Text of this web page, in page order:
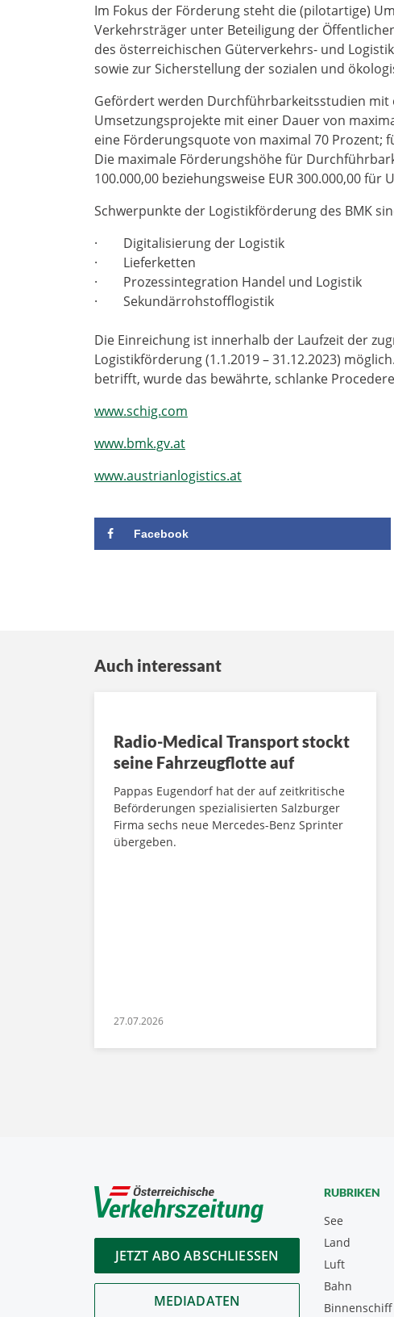
Im Fokus der Förderung steht die (pilotartige)
Verkehrsträger unter Beteiligung der
des österreichischen Güterverkehrs- und
sowie zur Sicherstellung der sozialen und
Gefördert werden Durchführbarkeitsstudien mit
Umsetzungsprojekte mit einer Dauer von
eine Förderungsquote von maximal 70 Prozent;
Die maximale Förderungshöhe für
100.000,00 beziehungsweise EUR 300.000,00 für
Schwerpunkte der Logistikförderung des BMK
· Digitalisierung der Logistik
· Lieferketten
· Prozessintegration Handel und Logistik
· Sekundärrohstofflogistik
Die Einreichung ist innerhalb der Laufzeit der
Logistikförderung (1.1.2019 – 31.12.2023)
betrifft, wurde das bewährte, schlanke
www.schig.com
www.bmk.gv.at
www.austrianlogistics.at
Facebook
Auch interessant
Radio-Medical Transport stockt
seine Fahrzeugflotte auf
Pappas Eugendorf hat der auf zeitkritische
Beförderungen spezialisierten Salzburger
Firma sechs neue Mercedes-Benz Sprinter
übergeben.
27.07.2026
JETZT ABO ABSCHLIESSEN
MEDIADATEN
RUBRIKEN
See
Land
Luft
Bahn
Binnenschiff